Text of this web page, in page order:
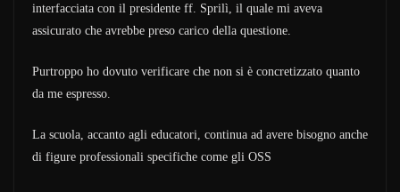
interfacciata con il presidente ff. Sprilì, il quale mi aveva
assicurato che avrebbe preso carico della questione.
Purtroppo ho dovuto verificare che non si è concretizzato quanto
da me espresso.
La scuola, accanto agli educatori, continua ad avere bisogno anche
di figure professionali specifiche come gli OSS